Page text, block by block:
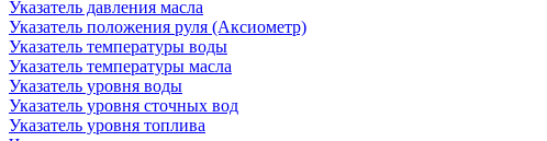
Указатель давления масла
Указатель положения руля (Аксиометр)
Указатель температуры воды
Указатель температуры масла
Указатель уровня воды
Указатель уровня сточных вод
Указатель уровня топлива